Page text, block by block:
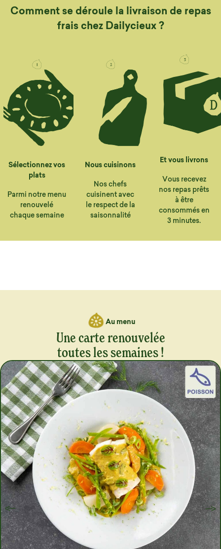
Comment se déroule la livraison de repas
frais chez Dailycieux ?
Sélectionnez vos
plats
Parmi notre menu
renouvelé
chaque semaine
Nous cuisinons
Nos chefs
cuisinent avec
le respect de la
saisonnalité
Et vous livrons
Vous recevez
nos repas prêts
à être
consommés en
3 minutes.
Au menu
Une carte renouvelée
toutes les semaines !